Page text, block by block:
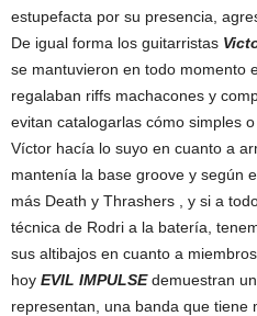
estupefacta por su presencia,
De igual forma los guitarristas
se mantuvieron en todo momento
regalaban riffs machacones y
evitan catalogarlas cómo simples
Víctor hacía lo suyo en cuanto a
mantenía la base groove y según
más Death y Thrashers , y si a
técnica de Rodri a la batería,
sus altibajos en cuanto a
hoy EVIL IMPULSEdemuestran
representan, una banda que tiene